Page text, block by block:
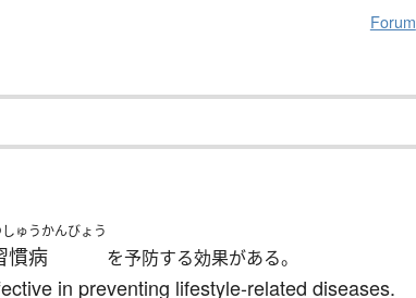
Forum
ゅうかんびょう
慣病 を予防する効果がある。
in preventing lifestyle-related diseases.